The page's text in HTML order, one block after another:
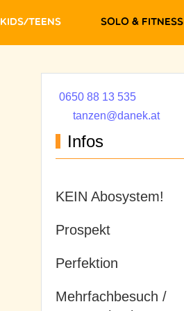
Kids/Teens Solo & Fitness
0650 88 13 535
tanzen@danek.at
Infos
KEIN Abosystem!
Prospekt
Perfektion
Mehrfachbesuch /